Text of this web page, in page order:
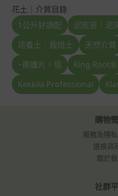
花土｜介質目錄
1公升好調配
泥炭苔｜泥
培養土｜栽培土
天然介質
~椰纖片。毯
King Root®
Kekkilä Professional
購物
服務及隱
退換貨
關於
社群